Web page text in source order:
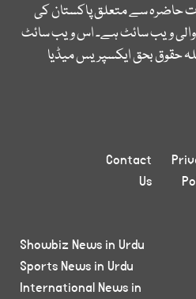
حاضرہ سے متعلق پاکستان کی
ویب سائٹ ہے۔ اس ویب سائٹ
حقوق بحق ایکسپریس میڈیا
Contact
Us
Showbiz News in Urdu
Sports News in Urdu
International News in